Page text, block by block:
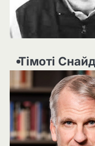
Тімоті